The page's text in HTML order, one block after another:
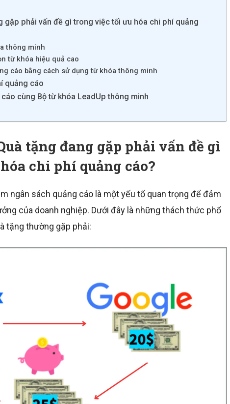
gặp phải vấn đề gì trong việc tối ưu hóa chi phí quảng
thông minh
từ khóa hiệu quả cao
cáo bằng cách sử dụng từ khóa thông minh
quảng cáo
cùng Bộ từ khóa LeadUp thông minh
tặng đang gặp phải vấn đề gì
chi phí quảng cáo?
ngân sách quảng cáo là một yếu tố quan trọng để đảm
của doanh nghiệp. Dưới đây là những thách thức phổ
tặng thường gặp phải: